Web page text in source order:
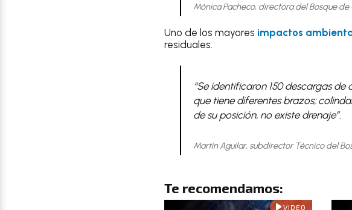
Mónica Pacheco, directora del Bosque
Uno de los mayores impactos
residuales.
“Se identificaron 150 descargas
que tiene diferentes brazos;
de su posición, no existe drenaje”.
Martín Aguilar, subdirector Técnico del
Te recomendamos:
VIDEO